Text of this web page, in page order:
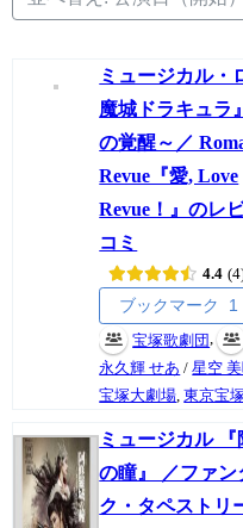
ミュージカル・
魔城ドラキュラ
の覚醒～／
Revue『愛, Love
Revue！』のレ
コミ
4.4 4
ブックマーク 1
宝塚歌劇団,
永久輝 せあ /星空
宝塚大劇場,東京宝
ミュージカル
の瞳』 ／ファン
ク・タペストリ